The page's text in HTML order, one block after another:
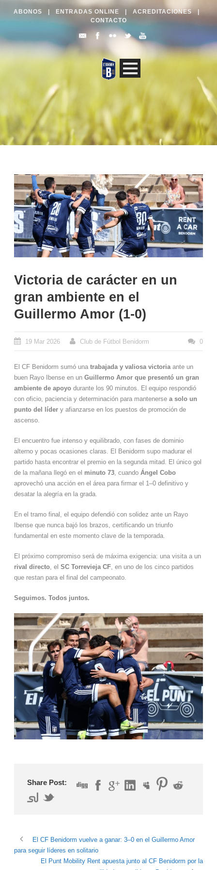
ABONOS ENTRADAS ONLINE ACREDITACIONES|
CONTACTO
Victoria de carácter en un
gran ambiente en el
Guillermo Amor (1-0)
19 Mar 2026 Club de Fútbol Benidorm 0
El CF Benidorm sumó una trabajada y valiosa victoriaante un
buen Rayo Ibense en un Guillermo Amor que presentó un gran
ambiente de apoyo durante los 90 minutos. El equipo respondió
con oficio, paciencia y determinación para mantenerse a solo un
punto del líder y afianzarse en los puestos de promoción de
ascenso.
El encuentro fue intenso y equilibrado, con fases de dominio
alterno y pocas ocasiones claras. El Benidorm supo madurar el
partido hasta encontrar el premio en la segunda mitad. El único gol
de la mañana llegó en el minuto 73, cuando Ángel Cobo
aprovechó una acción en el área para firmar el 1–0 definitivo y
desatar la alegría en la grada.
En el tramo final, el equipo defendió con solidez ante un Rayo
Ibense que nunca bajó los brazos, certificando un triunfo
fundamental en este momento clave de la temporada.
El próximo compromiso será de máxima exigencia: una visita a un
rival directo, el SC Torrevieja CF, en uno de los cinco partidos
que restan para el final del campeonato.
Seguimos. Todos juntos.
Share Post:
El CF Benidorm vuelve a ganar: 3–0 en el Guillermo Amor
para seguir líderes en solitario
El Punt Mobility Rent apuesta junto al CF Benidorm por la